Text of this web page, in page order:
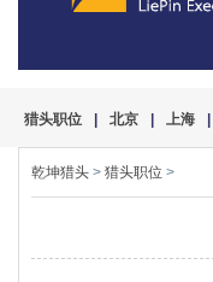
猎头职位 北京 上海
乾坤猎头 > 猎头职位 >